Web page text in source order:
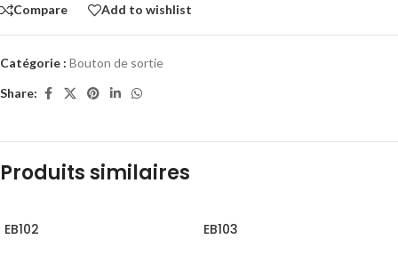
Compare Add to wishlist
Catégorie : Bouton de sortie
Share:
Produits similaires
EB102 EB103